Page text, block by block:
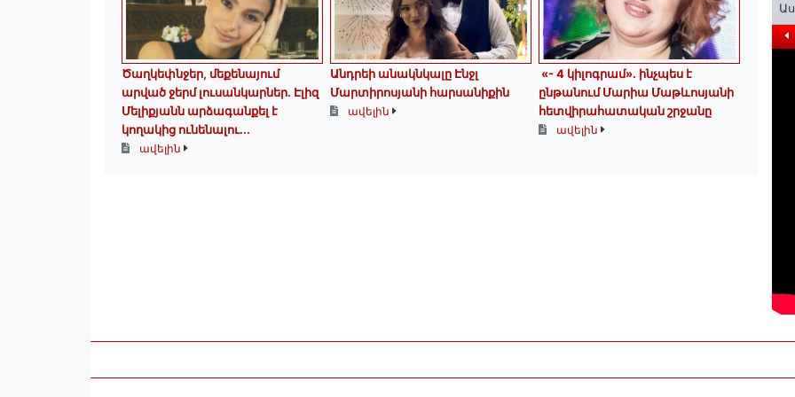
Ծաղկեփնջեր, մեքենայում
արված ջերմ լուսանկարներ. Էլիզ
Մելիքյանն արձագանքել է
կողակից ունենալու...
ավելին
Անդրեի անակնկալը Էնջլ
Մարտիրոսյանի հարսանիքին
ավելին
«- 4 կիլոգրամ». ինչպես է
ընթանում Մարիա Մաթևոսյանի
հետվիրահատական շրջանը
ավելին